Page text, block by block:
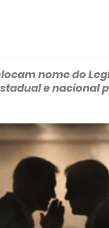
nome do
e nacional